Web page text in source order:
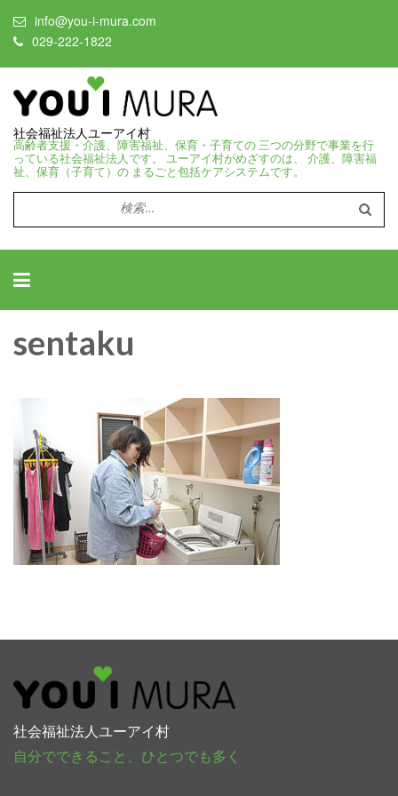
info@you-i-mura.com
029-222-1822
社会福祉法人ユーアイ村
高齢者支援・介護、障害福祉、保育・子育ての 三つの分野で事業を行
っている社会福祉法人です。 ユーアイ村がめざすのは、 介護、障害福
祉、保育（子育て）の まるごと包括ケアシステムです。
検
索:
sentaku
社会福祉法人ユーアイ村
自分でできること、ひとつでも多く